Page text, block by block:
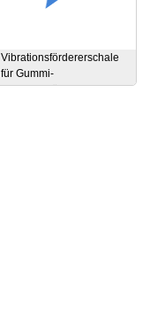
Vibrationsfördererschale
für Gummi-
Vibrationsförderer Preis